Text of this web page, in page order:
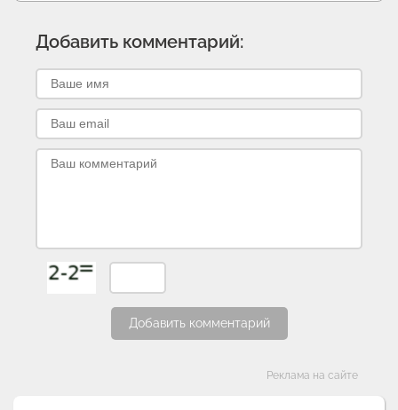
Добавить комментарий:
Добавить комментарий
Реклама на сайте